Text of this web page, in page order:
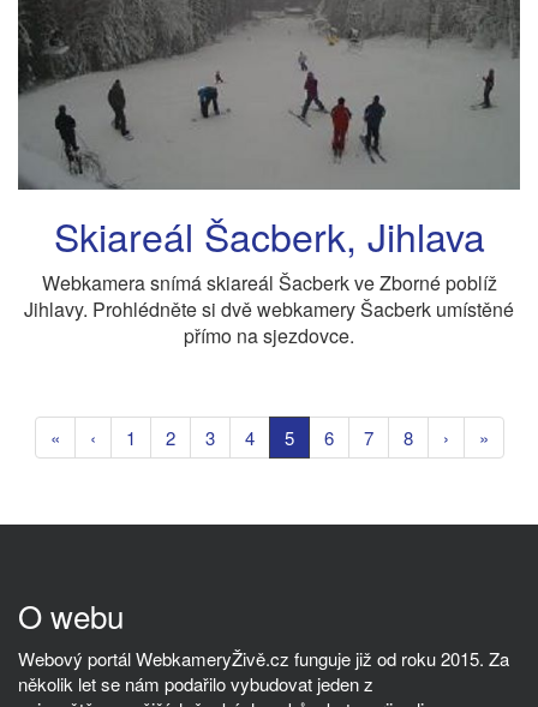
Skiareál Šacberk, Jihlava
Webkamera snímá skiareál Šacberk ve Zborné poblíž
Jihlavy. Prohlédněte si dvě webkamery Šacberk umístěné
přímo na sjezdovce.
« ‹ 1 2 3 4 5 6 7 8 › »
O webu
Webový portál WebkameryŽivě.cz funguje již od roku 2015. Za
několik let se nám podařilo vybudovat jeden z